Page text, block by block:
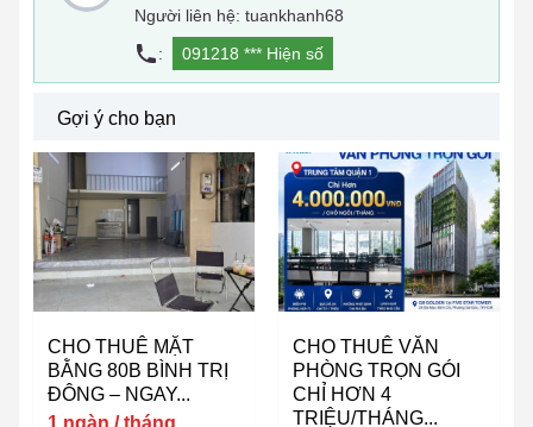
Người liên hệ: tuankhanh68
:
091218 *** Hiện số
Gợi ý cho bạn
CHO THUÊ MẶT
BẰNG 80B BÌNH TRỊ
ĐÔNG – NGAY...
CHO THUÊ VĂN
PHÒNG TRỌN GÓI
CHỈ HƠN 4
TRIỆU/THÁNG...